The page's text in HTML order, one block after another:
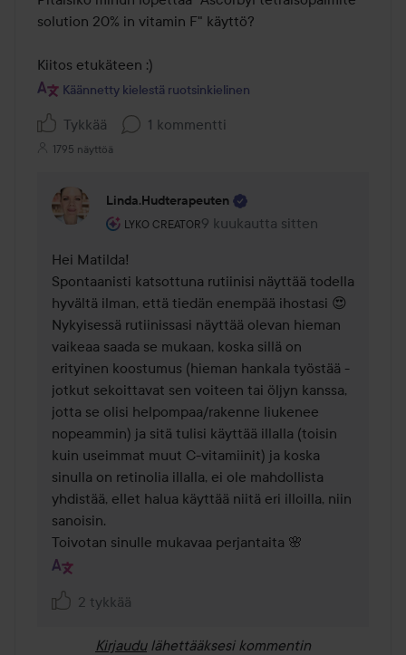
solution 20% in vitamin F" käyttö?
Kiitos etukäteen :)
Käännetty kielestä ruotsinkielinen
Tykkää 1 kommentti
1795 näyttöä
Linda.hudterapeuten
LYKO CREATOR
Käyttäjän rooli: Lyko Creator.
9 kuukautta sitten
Kommentti lisättiin 9
Hei Matilda!
Spontaanisti katsottuna rutiinisi näyttää todella
hyvältä ilman, että tiedän enempää ihostasi 😍
Nykyisessä rutiinissasi näyttää olevan hieman
vaikeaa saada se mukaan, koska sillä on
erityinen koostumus (hieman hankala työstää -
jotkut sekoittavat sen voiteen tai öljyn kanssa,
jotta se olisi helpompaa/rakenne liukenee
nopeammin) ja sitä tulisi käyttää illalla (toisin
kuin useimmat muut C-vitamiinit) ja koska
sinulla on retinolia illalla, ei ole mahdollista
yhdistää, ellet halua käyttää niitä eri illoilla, niin
sanoisin.
Toivotan sinulle mukavaa perjantaita 🌸
2 tykkää
Kirjaudu lähettääksesi kommentin